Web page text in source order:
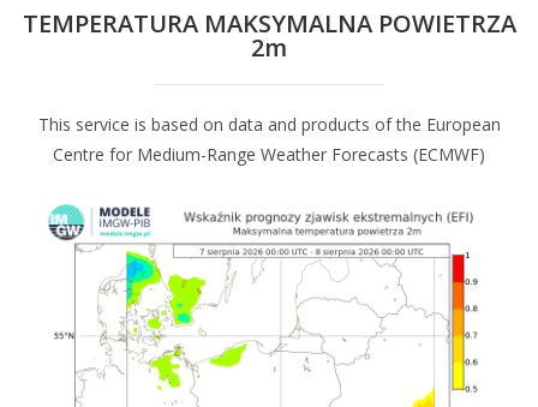
TEMPERATURA MAKSYMALNA POWIETRZA
2m
This service is based on data and products of the European
Centre for Medium-Range Weather Forecasts (ECMWF)